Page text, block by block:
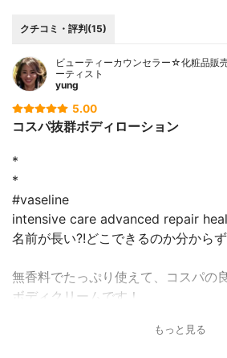
クチコミ・評判(15)
ビューティーカウンセラー☆化粧品販
ーティスト
yung
5.00
コスパ抜群ボディローション
*
*
#vaseline
intensive care advanced repair
名前が長い?!どこできるのか分から
無香料でたっぷり使えて、コスパの
ボディクリームです！
ボディソープの香りがお気に入りなの
もっと見る